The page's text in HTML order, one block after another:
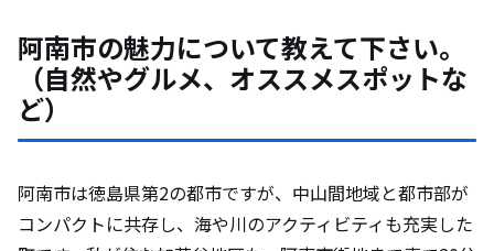
阿南市の魅力について教えて下さい。
（自然やグルメ、オススメスポットな
ど）
阿南市は徳島県第2の都市ですが、中山間地域と都市部が
コンパクトに共存し、海や川のアクティビティも充実した